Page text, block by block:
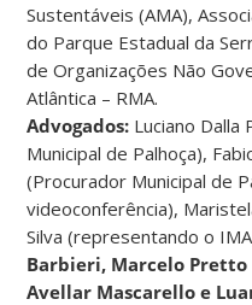
Sustentáveis (AMA),
do Parque Estadual da
de Organizações Não
Atlântica – RMA.
Advogados: Luciano Dalla
Municipal de Palhoça),
(Procurador Municipal de
videoconferência),
Silva (representando o
Barbieri, Marcelo Pretto
Avellar Mascarello e